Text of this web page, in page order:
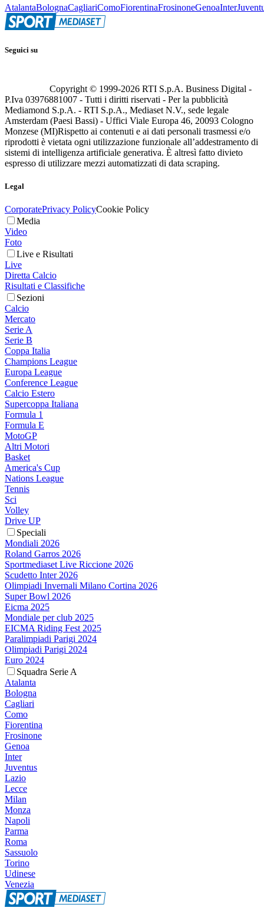
AtalantaBolognaCagliariComoFiorentinaFrosinoneGenoaInter
Seguici su
Copyright © 1999-2026 RTI S.p.A. Business Digital -
P.Iva 03976881007 - Tutti i diritti riservati - Per la pubblicità
Mediamond S.p.A. - RTI S.p.A., Mediaset N.V., sede legale
Amsterdam (Paesi Bassi) - Uffici Viale Europa 46, 20093 Cologno
Monzese (MI)Rispetto ai contenuti e ai dati personali trasmessi e/o
riprodotti è vietata ogni utilizzazione funzionale all’addestramento di
sistemi di intelligenza artificiale generativa. È altresì fatto divieto
espresso di utilizzare mezzi automatizzati di data scraping.
Legal
CorporatePrivacy PolicyCookie Policy
Media
Video
Foto
Live e Risultati
Live
Diretta Calcio
Risultati e Classifiche
Sezioni
Calcio
Mercato
Serie A
Serie B
Coppa Italia
Champions League
Europa League
Conference League
Calcio Estero
Supercoppa Italiana
Formula 1
Formula E
MotoGP
Altri Motori
Basket
America's Cup
Nations League
Tennis
Sci
Volley
Drive UP
Speciali
Mondiali 2026
Roland Garros 2026
Sportmediaset Live Riccione 2026
Scudetto Inter 2026
Olimpiadi Invernali Milano Cortina 2026
Super Bowl 2026
Eicma 2025
Mondiale per club 2025
EICMA Riding Fest 2025
Paralimpiadi Parigi 2024
Olimpiadi Parigi 2024
Euro 2024
Squadra Serie A
Atalanta
Bologna
Cagliari
Como
Fiorentina
Frosinone
Genoa
Inter
Juventus
Lazio
Lecce
Milan
Monza
Napoli
Parma
Roma
Sassuolo
Torino
Udinese
Venezia